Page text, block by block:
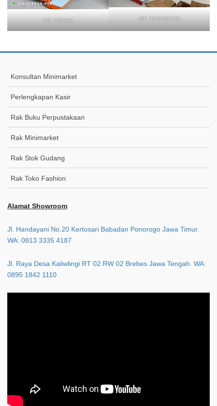
rak orange rak minimarket
Konsultan Minimarket
Perlengkapan Kasir
Rak Buku Perpustakaan
Rak Minimarket
Rak Stok Gudang
Rak Toko Fashion
Alamat Showroom
Jl. Handayani No.20 Kertosari Babadan Ponorogo Jawa Timur.
WA: 0813 3335 4187
Jl. Raya Desa Kaliwlingi RT 02 RW 02 Brebes Jawa Tengah. WA:
0895 1842 1110